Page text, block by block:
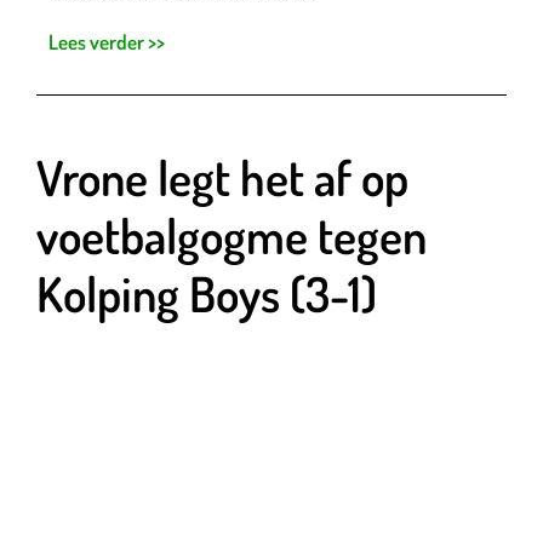
Lees verder >>
Vrone legt het af op
voetbalgogme tegen
Kolping Boys (3-1)